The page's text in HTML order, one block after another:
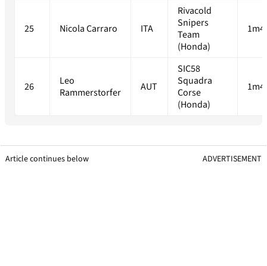
25 Nicola Carraro ITA
Rivacold
Snipers
Team
(Honda)
26
Leo
Rammerstorfer
AUT
SIC58
Squadra
Corse
(Honda)
Article continues below ADVERTISEMENT